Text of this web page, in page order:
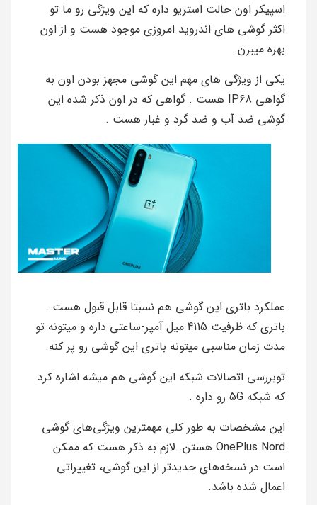
اسپیکر اون حالت استریو داره که این ویژگی رو ما تو
اکثر گوشی های اندروید امروزی موجود هست و از اون
بهره میبرن.
یکی از ویژگی های مهم این گوشی مجهز بودن اون به
گواهی IP68 هست . گواهی که در اون ذکر شده این
گوشی ضد آب و ضد گرد و غبار هست .
عملکرد باتری این گوشی هم نسبتا قابل قبول هست .
باتری که ظرفیت 4115 میل آمپر-ساعتی داره و میتونه تو
مدت زمان مناسبی میتونه باتری این گوشی رو پر کنه.
توبررسی اتصالات شبکه این گوشی هم میشه اشاره کرد
که شبکه 5G رو داره .
این مشخصات به طور کلی مهمترین ویژگی‌های گوشی
OnePlus Nord هستن. لازم به ذکر هست که ممکن
است در نسخه‌های جدیدتر از این گوشی، تغییراتی
اعمال شده باشد.